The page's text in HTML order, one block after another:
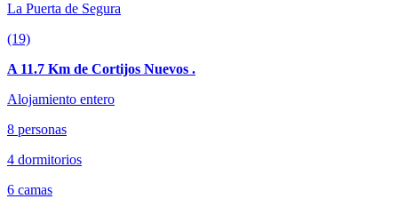
La Puerta de Segura
(19)
A 11.7 Km de Cortijos Nuevos .
Alojamiento entero
8 personas
4 dormitorios
6 camas